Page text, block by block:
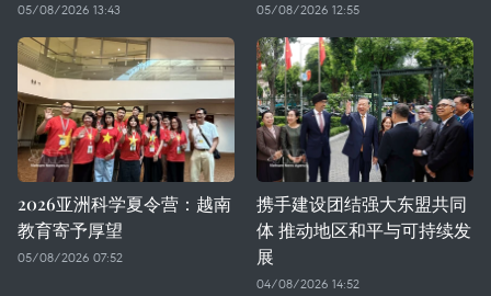
05/08/2026 13:43 05/08/2026 12:55
2026亚洲科学夏令营：越南
教育寄予厚望
05/08/2026 07:52
携手建设团结强大东盟共同
体 推动地区和平与可持续发
展
04/08/2026 14:52